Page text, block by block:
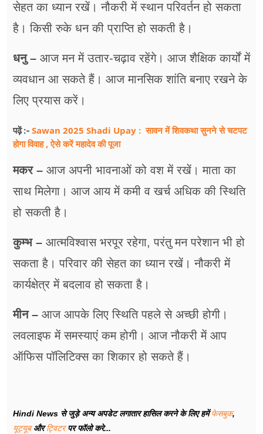
सेहत का ध्यान रखें। नौकरी में स्थान परिवर्तन हो सकता
है। किसी रुके धन की प्राप्ति हो सकती है।
धनु – आज मन में उतार-चढ़ाव रहेंगे। आज शैक्षिक कार्यों में
व्यवधान आ सकते हैं। आज मानसिक शांति बनाए रखने के
लिए प्रयास करें।
पढ़ें :- Sawan 2025 Shadi Upay : सावन में शिवकथा सुनने से चटपट
होगा विवाह , ऐसे करें महादेव की पूजा
मकर – आज अपनी भावनाओं को वश में रखें। माता का
साथ मिलेगा। आज आय में कमी व खर्च अधिक की स्थिति
हो सकती है।
कुम्भ – आत्मविश्वास भरपूर रहेगा, परंतु मन परेशान भी हो
सकता है। परिवार की सेहत का ध्यान रखें। नौकरी में
कार्यक्षेत्र में बदलाव हो सकता है।
मीन – आज आपके लिए स्थिति पहले से अच्छी होगी।
लवलाइफ में समस्याएं कम होगी। आज नौकरी में आप
ऑफिस पॉलिटिक्स का शिकार हो सकते हैं।
Hindi News से जुड़े अन्य अपडेट लगातार हासिल करने के लिए हमेंफेसबुक,
यूट्यूबऔरट्विटरपर फॉलो करे...